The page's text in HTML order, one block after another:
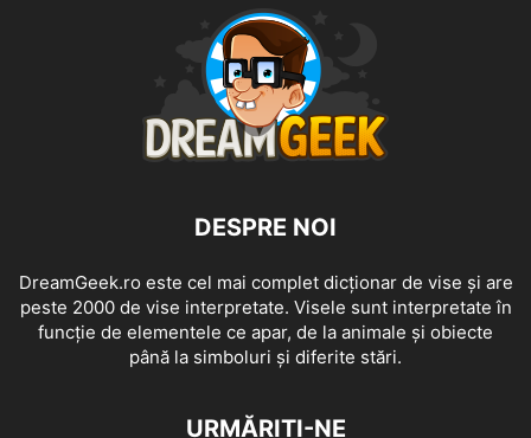
DESPRE NOI
DreamGeek.ro este cel mai complet dicționar de vise și are
peste 2000 de vise interpretate. Visele sunt interpretate în
funcție de elementele ce apar, de la animale și obiecte
până la simboluri și diferite stări.
URMĂRIȚI-NE